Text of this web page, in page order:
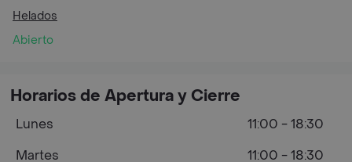
Helados
Abierto
Horarios de Apertura y Cierre
Lunes
11:00 - 18:30
Martes
11:00 - 18:30